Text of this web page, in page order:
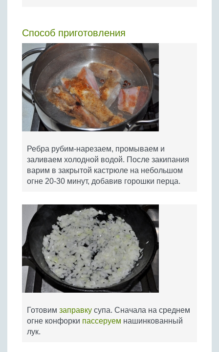
Способ приготовления
Ребра рубим-нарезаем, промываем и
заливаем холодной водой. После закипания
варим в закрытой кастрюле на небольшом
огне 20-30 минут, добавив горошки перца.
Готовим заправку супа. Сначала на среднем
огне конфорки пассеруем нашинкованный
лук.